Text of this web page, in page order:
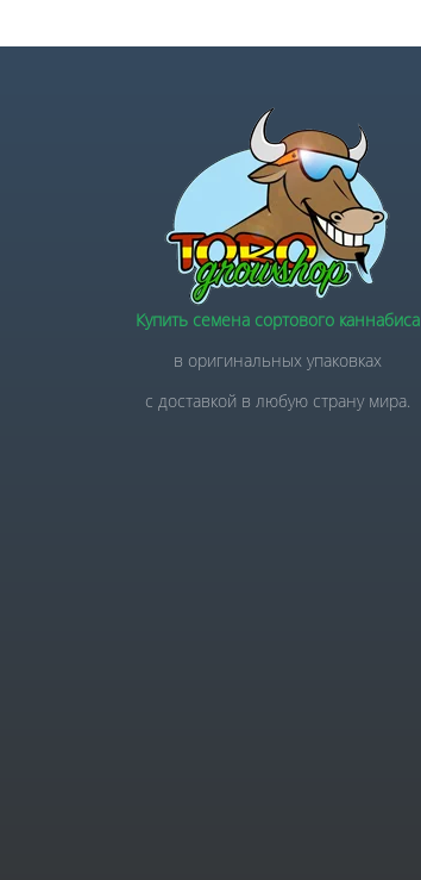
Купить семена сортового каннабиса
в оригинальных упаковках
с доставкой в любую страну мира.